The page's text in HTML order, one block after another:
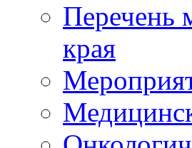
Перечень
края